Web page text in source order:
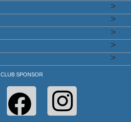
>
>
>
>
>
CLUB SPONSOR